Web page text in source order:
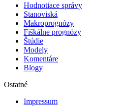
Hodnotiace správy
Stanoviská
Makroprognózy
Fiškálne prognózy
Štúdie
Modely
Komentáre
Blogy
Ostatné
Impressum